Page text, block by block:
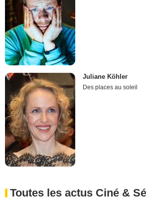
Juliane Köhler
Des places au soleil
Toutes les actus Ciné &